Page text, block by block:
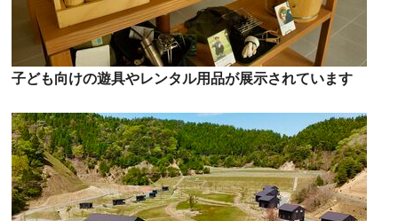
子ども向けの遊具やレンタル用品が展示されています